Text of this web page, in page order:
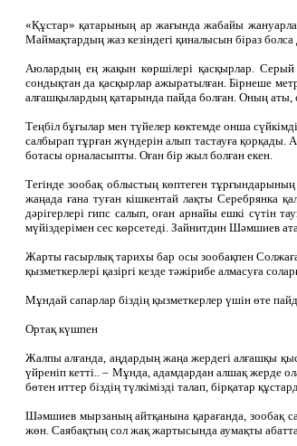
«Құстар» қатарының ар жағында жабайы
Маймақтардың жаз кезіндегі қиналысын біраз
Аюлардың ең жақын көршілері қасқырлар. Серый
сондықтан да қасқырлар ажыратылған. Бірнеше
алғашқылардың қатарында пайда болған. Оның аты,
Теңбіл бұғылар мен түйелер көктемде онша
салбырап тұрған жүндерін алып тастауға қорқады.
ботасы орналасыпты. Оған бір жыл болған екен.
Тегінде зообақ облыстың көптеген
жаңада ғана туған кішкентай лақты Серебрянка
дәрігерлері гипс салып, оған арнайы ешкі сүтін
мүйіздерімен сес көрсетеді. Зайнитдин Шәмшиев
Жарты ғасырлық тарихы бар осы зообақпен
қызметкерлері қазіргі кезде тәжірибе алмасуға
Мұндай сапарлар біздің қызметкерлер үшін өте
Ортақ күшпен
Жалпы алғанда, аңдардың жаңа жердегі алғашқы
үйреніп кетті.. – Мұнда, адамдардан алшақ жерде
бөтен иттер біздің түлкімізді талап, бірқатар
Шәмшиев мырзаның айтқанына қарағанда, зообақ
жөн. Саябақтың сол жақ жартысында аумақты